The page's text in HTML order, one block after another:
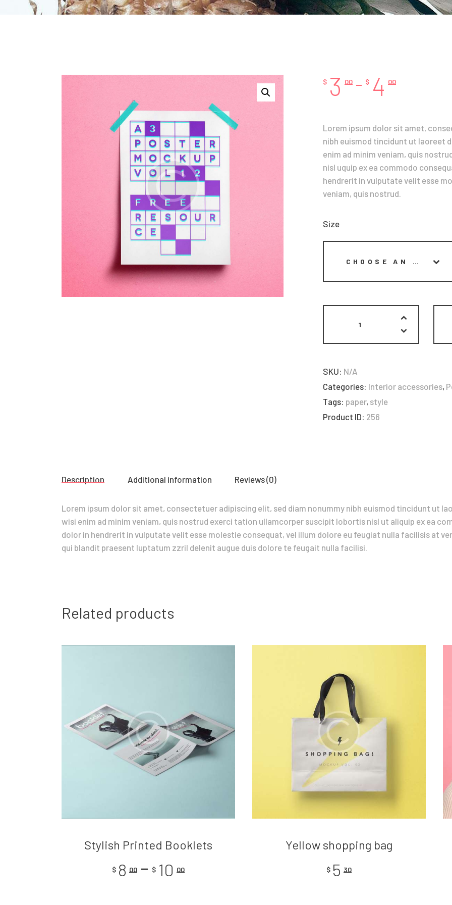
Contacts
$ 3 00 – $ 4 00
Lorem ipsum dolor sit amet,
nibh euismod tincidunt ut laoreet
enim ad minim veniam, quis
nisl uquip ex ea commodo
hendrerit in vulputate velit esse
veniam, quis nostrud.
Size
SKU: N/A
Categories: Interior accessories,
Tags: paper, style
Product ID: 256
Description Additional information Reviews (0)
Lorem ipsum dolor sit amet, consectetuer adipiscing elit, sed diam nonummy nibh euismod tincidunt ut
wisi enim ad minim veniam, quis nostrud exerci tation ullamcorper suscipit lobortis nisl ut aliquip ex ea
dolor in hendrerit in vulputate velit esse molestie consequat, vel illum dolore eu feugiat nulla facilisis at
qui blandit praesent luptatum zzril delenit augue duis dolore te feugait nulla facilisi.
Related products
Stylish Printed Booklets
$ 8 00 – $ 10 00
Yellow shopping bag
$ 5 30